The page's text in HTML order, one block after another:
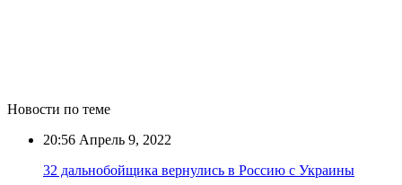
Новости по теме
20:56 Апрель 9, 2022
32 дальнобойщика вернулись в Россию с Украины